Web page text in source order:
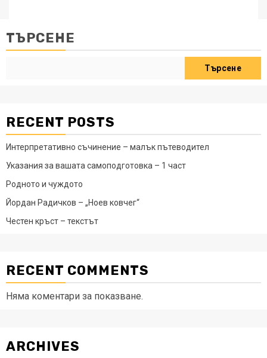
ТЪРСЕНЕ
Търсене
RECENT POSTS
Интерпретативно съчинение – малък пътеводител
Указания за вашата самоподготовка – 1 част
Родното и чуждото
Йордан Радичков – „Ноев ковчег“
Честен кръст – текстът
RECENT COMMENTS
Няма коментари за показване.
ARCHIVES